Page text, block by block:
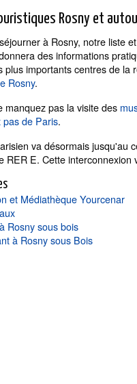
Rosny et
à Rosny, notre liste
des informations
plus importants centres de
Rosny.
manquez pas la visite des
pas de Paris.
va désormais jusqu'au
RER E. Cette
et Médiathèque Yourcenar
Rosny sous bois
à Rosny sous Bois